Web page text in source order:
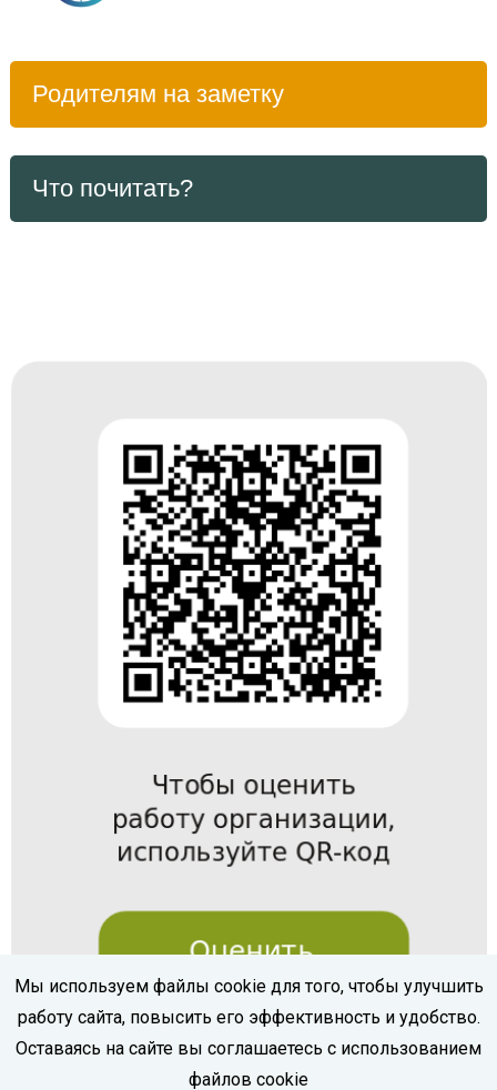
Родителям на заметку
Что почитать?
Мы используем файлы cookie для того, чтобы улучшить
работу сайта, повысить его эффективность и удобство.
Оставаясь на сайте вы соглашаетесь с использованием
файлов cookie